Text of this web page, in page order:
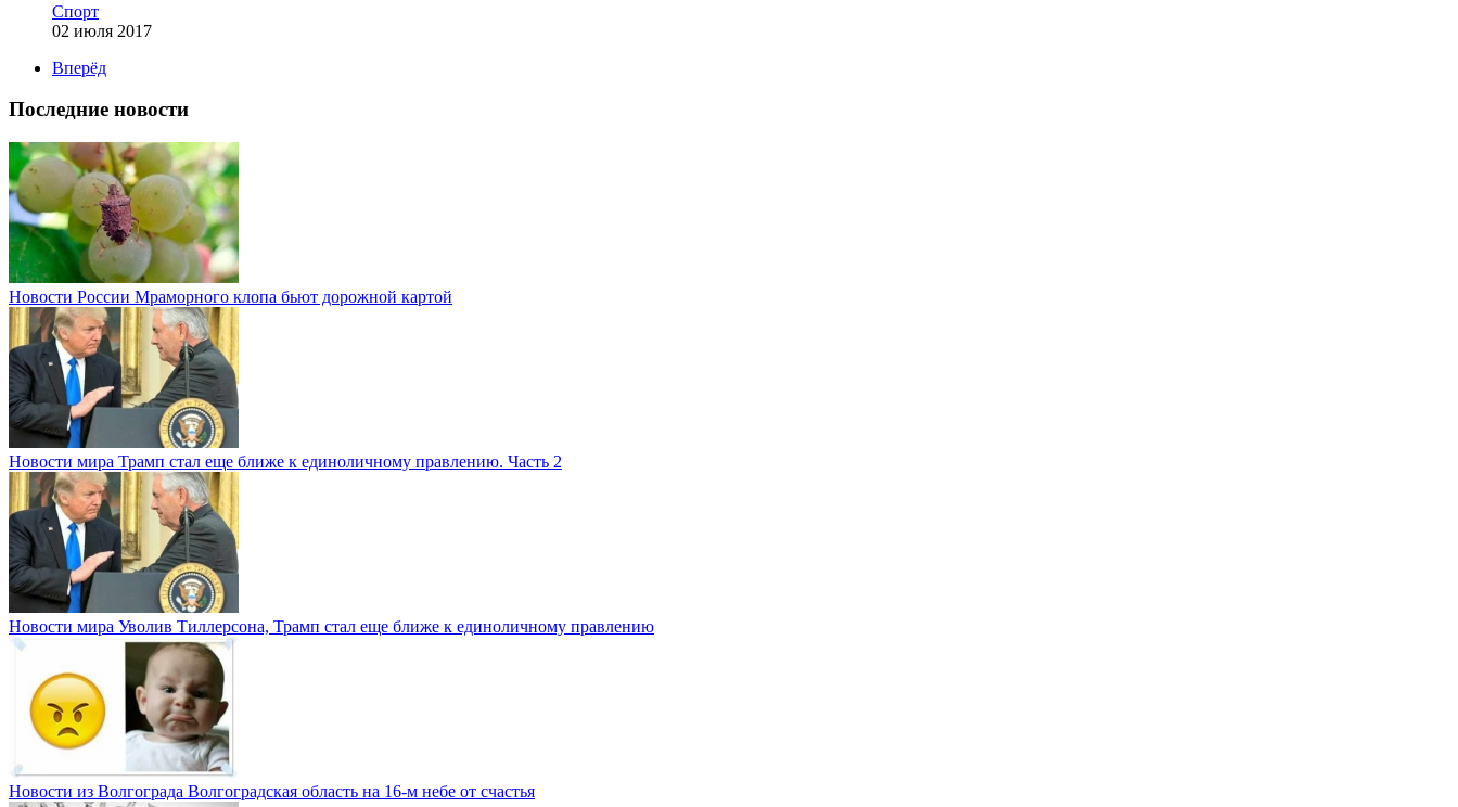
Спорт
02 июля 2017
Вперёд
Последние новости
Новости России Мраморного клопа бьют дорожной картой
Новости мира Трамп стал еще ближе к единоличному правлению. Часть 2
Новости мира Уволив Тиллерсона, Трамп стал еще ближе к единоличному правлению
Новости из Волгограда Волгоградская область на 16-м небе от счастья